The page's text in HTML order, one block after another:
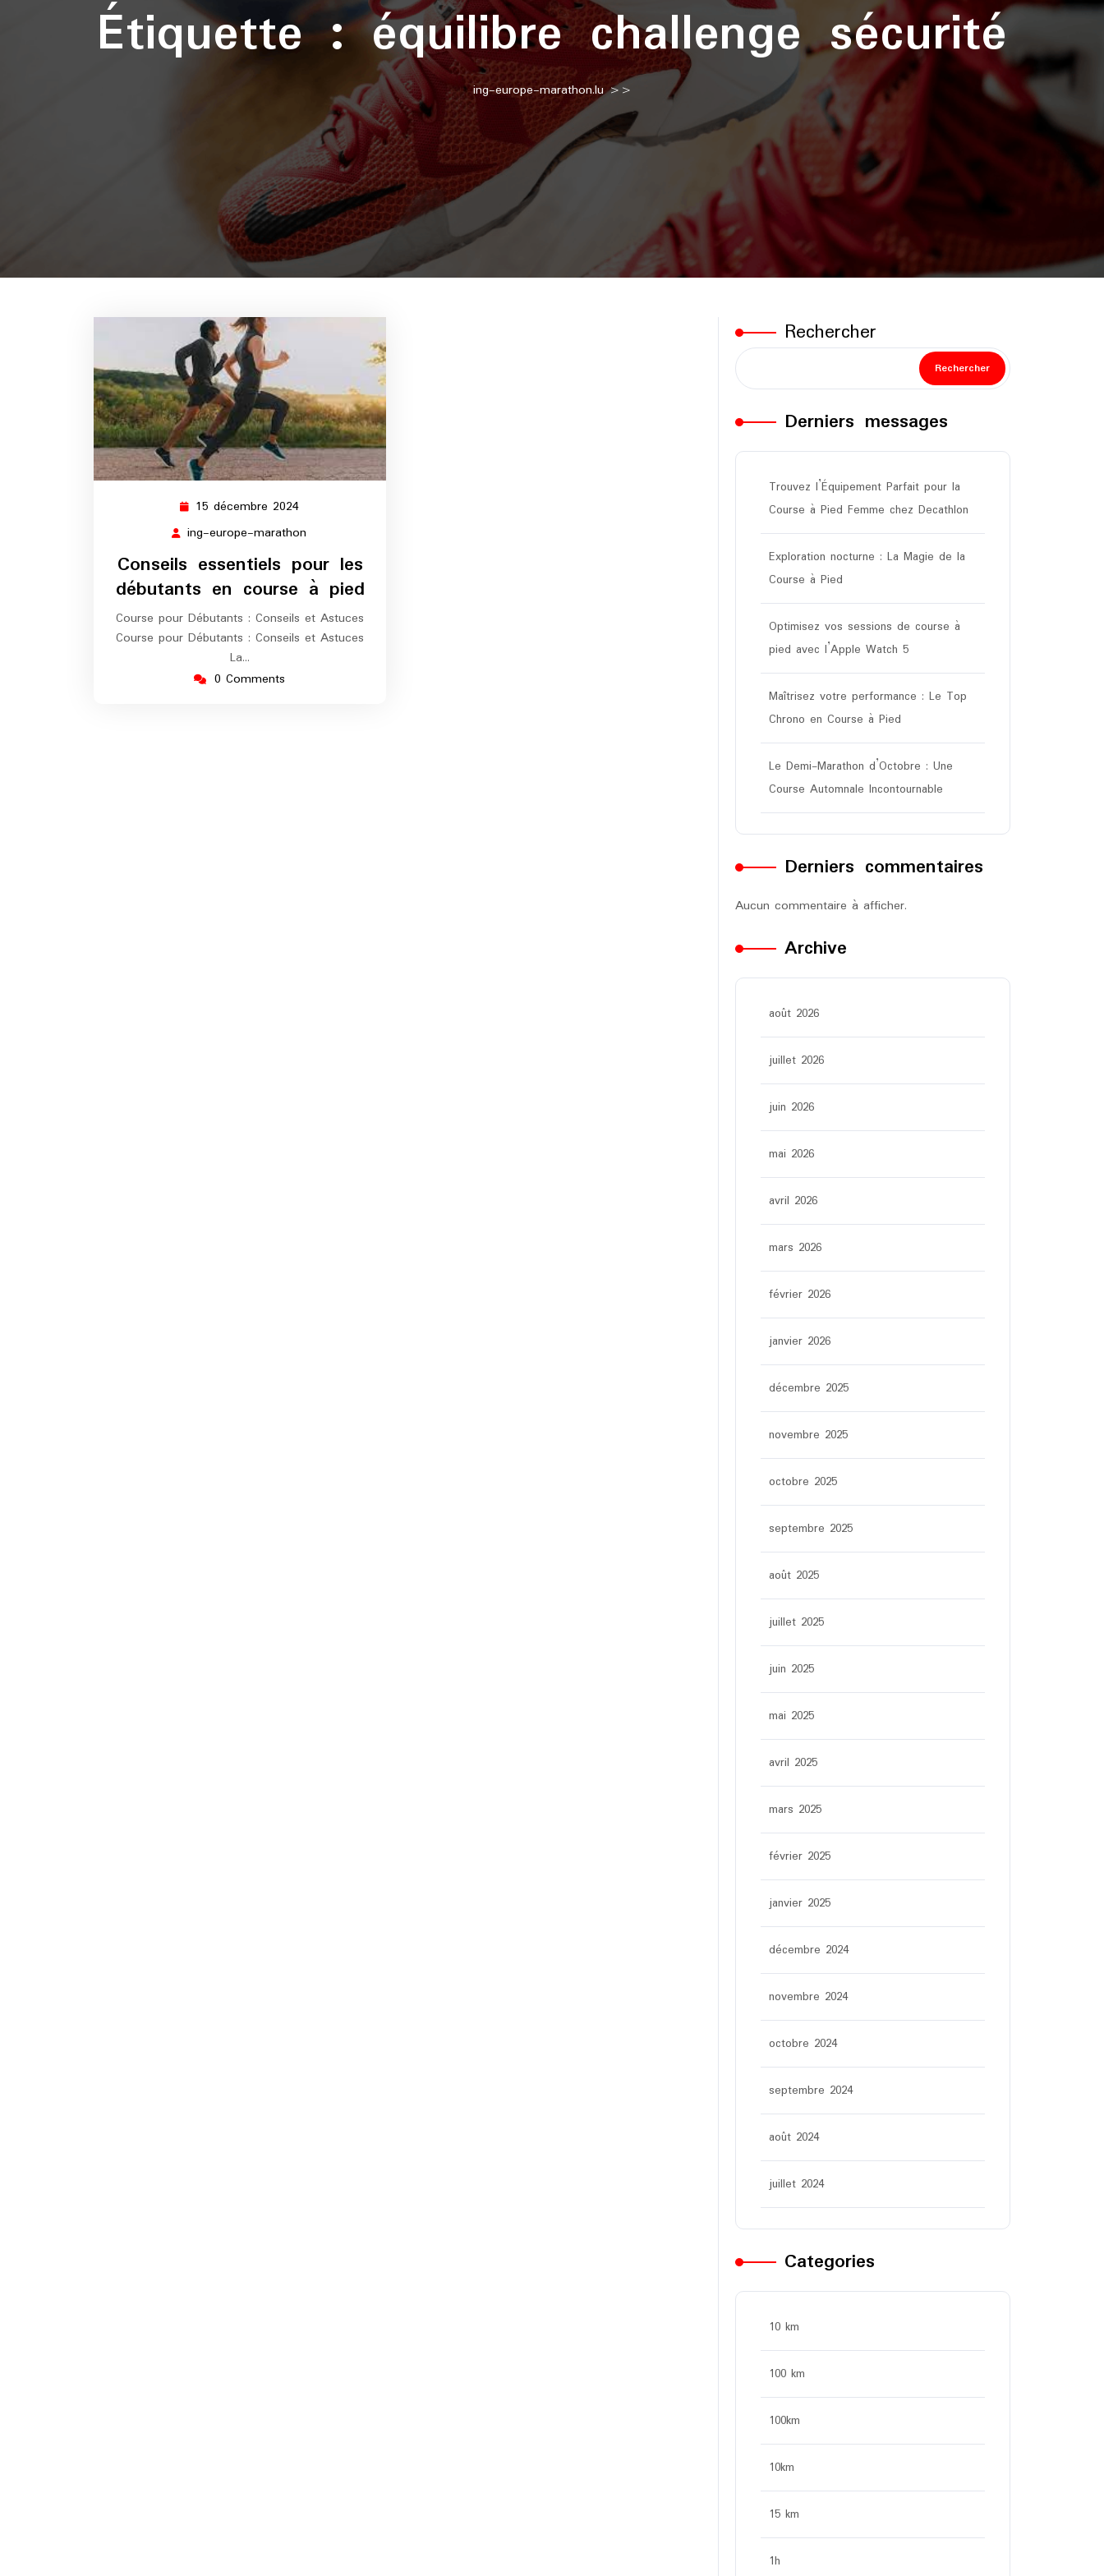
Étiquette :équilibre challenge sécurité
ing-europe-marathon.lu>>
15 décembre 2024
décembre
ing-europe-marathon
europe-
marathon
Conseils essentiels pour les
débutants en course à pied
Course pour Débutants : Conseils et Astuces
Course pour Débutants : Conseils et Astuces
La…
0 Comments
Rechercher
Rechercher
Derniers messages
Trouvez l’Équipement Parfait pour la
Course à Pied Femme chez Decathlon
Exploration nocturne : La Magie de la
Course à Pied
Optimisez vos sessions de course à
pied avec l’Apple Watch 5
Maîtrisez votre performance : Le Top
Chrono en Course à Pied
Le Demi-Marathon d’Octobre : Une
Course Automnale Incontournable
Derniers commentaires
Aucun commentaire à afficher.
Archive
août 2026
juillet 2026
juin 2026
mai 2026
avril 2026
mars 2026
février 2026
janvier 2026
décembre 2025
novembre 2025
octobre 2025
septembre 2025
août 2025
juillet 2025
juin 2025
mai 2025
avril 2025
mars 2025
février 2025
janvier 2025
décembre 2024
novembre 2024
octobre 2024
septembre 2024
août 2024
juillet 2024
Categories
10 km
100 km
100km
10km
15 km
1h